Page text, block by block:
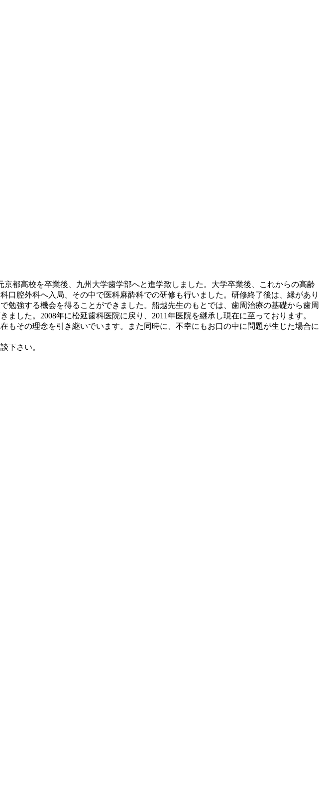
都高校を卒業後、九州大学歯学部へと進学致しました。大学卒業後、これからの高齢
腔外科へ入局、その中で医科麻酔科での研修も行いました。研修終了後は、縁があり
強する機会を得ることができました。船越先生のもとでは、歯周治療の基礎から歯周
した。2008年に松延歯科医院に戻り、2011年医院を継承し現在に至っております。
もその理念を引き継いでいます。また同時に、不幸にもお口の中に問題が生じた場合に
下さい。